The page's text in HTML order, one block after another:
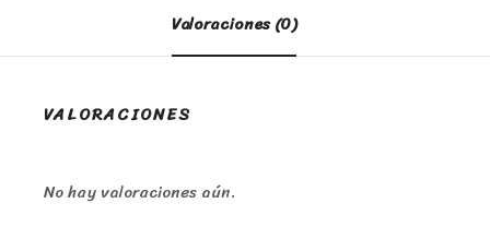
Valoraciones (0)
VALORACIONES
No hay valoraciones aún.